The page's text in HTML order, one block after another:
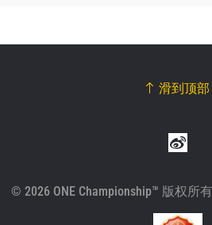
滑到顶部
© 2026 ONE Championship™ 版权所有